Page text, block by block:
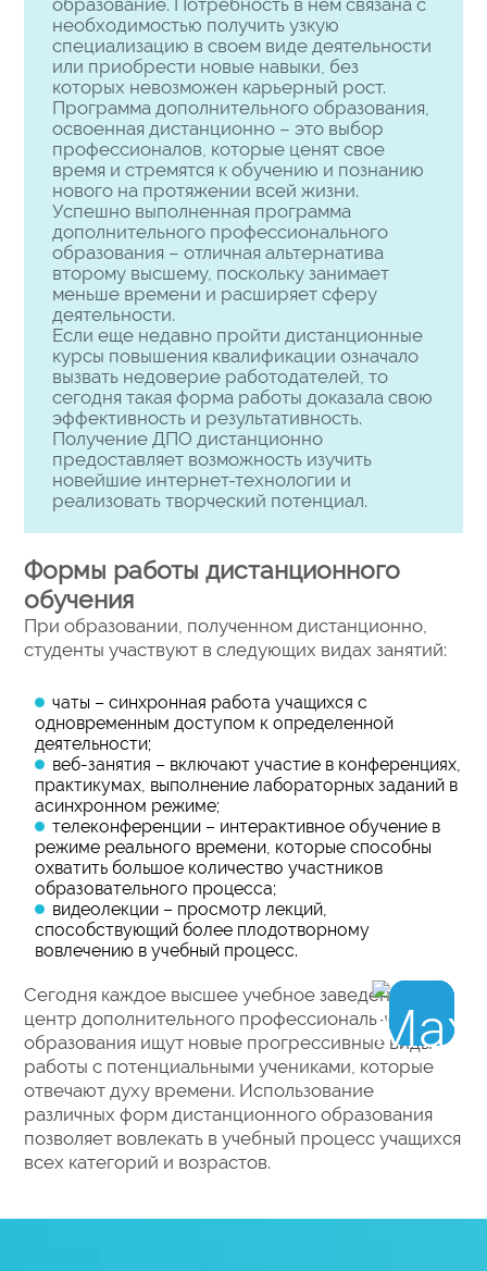
необходимостью получить узкую
специализацию в своем виде деятельности
или приобрести новые навыки, без
которых невозможен карьерный рост.
Программа дополнительного образования,
освоенная дистанционно – это выбор
профессионалов, которые ценят свое
время и стремятся к обучению и познанию
нового на протяжении всей жизни.
Успешно выполненная программа
дополнительного профессионального
образования – отличная альтернатива
второму высшему, поскольку занимает
меньше времени и расширяет сферу
деятельности.
Если еще недавно пройти дистанционные
курсы повышения квалификации означало
вызвать недоверие работодателей, то
сегодня такая форма работы доказала свою
эффективность и результативность.
Получение ДПО дистанционно
предоставляет возможность изучить
новейшие интернет-технологии и
реализовать творческий потенциал.
Формы работы дистанционного
обучения
При образовании, полученном дистанционно,
студенты участвуют в следующих видах занятий:
чаты – синхронная работа учащихся с
одновременным доступом к определенной
деятельности;
веб-занятия – включают участие в конференциях,
практикумах, выполнение лабораторных заданий в
асинхронном режиме;
телеконференции – интерактивное обучение в
режиме реального времени, которые способны
охватить большое количество участников
образовательного процесса;
видеолекции – просмотр лекций,
способствующий более плодотворному
вовлечению в учебный процесс.
Сегодня каждое высшее учебное заведение,
центр дополнительного профессионального
образования ищут новые прогрессивные виды
работы с потенциальными учениками, которые
отвечают духу времени. Использование
различных форм дистанционного образования
позволяет вовлекать в учебный процесс учащихся
всех категорий и возрастов.